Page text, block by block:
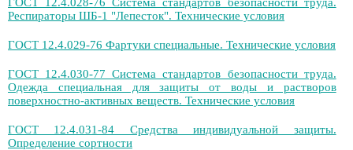
Респираторы ШБ-1 "Лепесток". Технические условия
ГОСТ 12.4.029-76 Фартуки специальные. Технические условия
ГОСТ 12.4.030-77 Система стандартов безопасности труда.
Одежда специальная для защиты от воды и растворов
поверхностно-активных веществ. Технические условия
ГОСТ 12.4.031-84 Средства индивидуальной защиты.
Определение сортности